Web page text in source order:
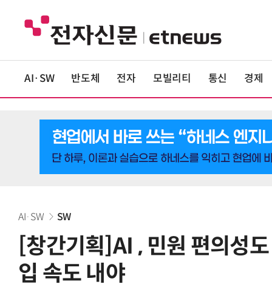
AI·SW 반도체 전자 모빌리티 통신 경제
AI·SW SW
[창간기획]AI , 민원 편의성
입 속도 내야